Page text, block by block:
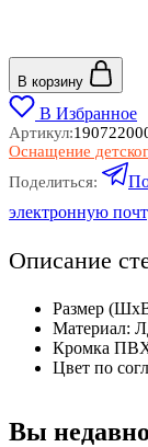
В корзину
В Избранное
Артикул:
Оснащение
Поделиться:
электронную
Описание
Размер
Материал:
Кромка
Цвет по
Вы